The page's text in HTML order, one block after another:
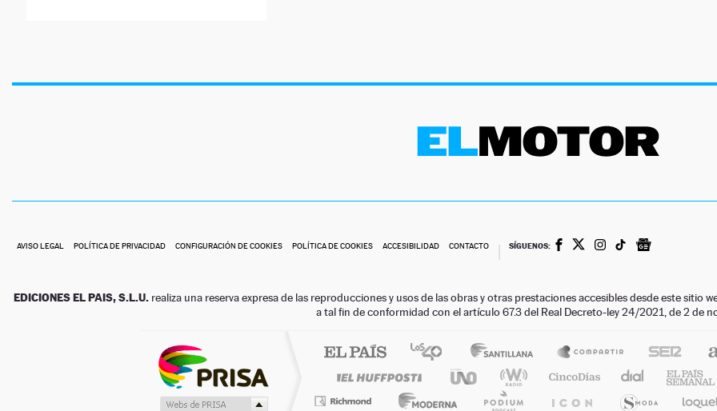
AVISO LEGAL POLÍTICA DE PRIVACIDAD CONFIGURACIÓN DE COOKIES POLÍTICA DE COOKIES ACCESIBILIDAD CONTACTO SÍGUENOS:
EDICIONES EL PAIS, S.L.U. realiza una reserva expresa de las reproducciones y usos de las obras y otras prestaciones accesibles desde este
a tal fin de conformidad con el artículo 67.3 del Real Decreto-ley 24/2021, de 2 de